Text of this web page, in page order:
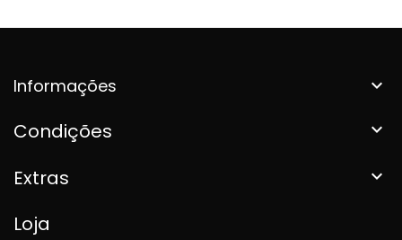
Informações 
Condições 
Extras 
Loja